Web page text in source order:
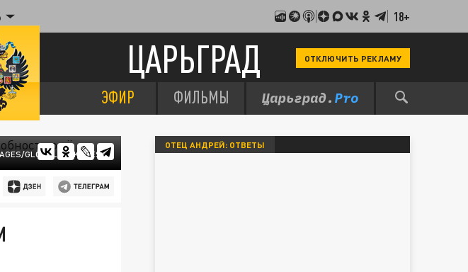
18+
ЦАРЬГРАД ОТКЛЮЧИТЬ РЕКЛАМУ
ЭФИР ФИЛЬМЫ
GLOBALLOOKPRESS
ОТЕЦ АНДРЕЙ: ОТВЕТЫ